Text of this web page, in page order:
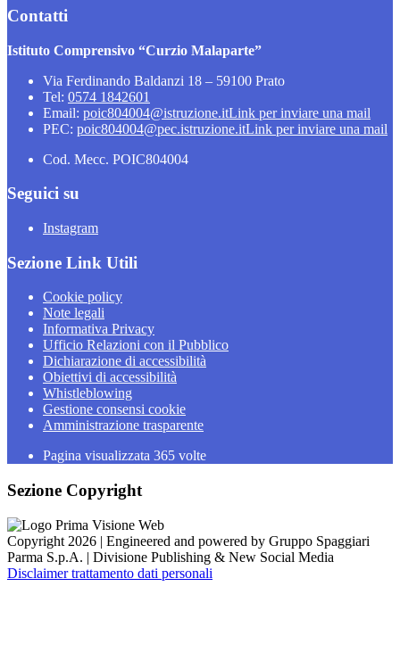
Contatti
Istituto Comprensivo “Curzio Malaparte”
Via Ferdinando Baldanzi 18 – 59100 Prato
Tel: 0574 1842601
Email: poic804004@istruzione.itLink per inviare una mail
PEC: poic804004@pec.istruzione.itLink per inviare una mail
Cod. Mecc. POIC804004
Seguici su
Instagram
Sezione Link Utili
Cookie policy
Note legali
Informativa Privacy
Ufficio Relazioni con il Pubblico
Dichiarazione di accessibilità
Obiettivi di accessibilità
Whistleblowing
Gestione consensi cookie
Amministrazione trasparente
Pagina visualizzata 365 volte
Sezione Copyright
Copyright 2026 | Engineered and powered by Gruppo Spaggiari
Parma S.p.A. | Divisione Publishing & New Social Media
Disclaimer trattamento dati personali